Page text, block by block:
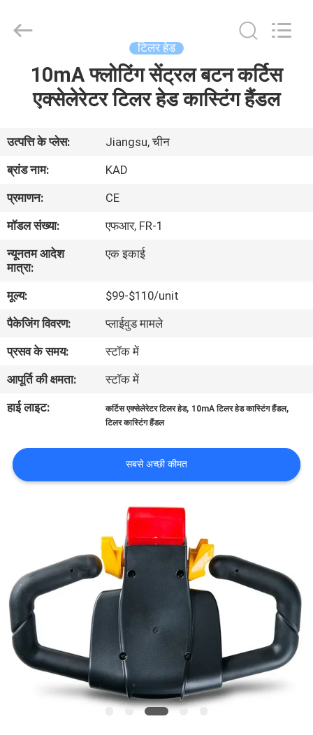
वीडियो
हमारे
बारे
में
कारखाना
भ्रमण
गुणवत्ता
नियंत्रण
संपर्क
करें
उद्धरण
की
विनती
करे
साइटमैप
Machinery
Co.,Ltd.
टिलर हेड
10mA फ्लोटिंग सेंट्रल बटन कर्टिस
एक्सेलेरेटर टिलर हेड कास्टिंग हैंडल
उत्पत्ति के प्लेस:
Jiangsu, चीन
ब्रांड नाम:
KAD
प्रमाणन:
CE
मॉडल संख्या:
एफआर, FR-1
न्यूनतम आदेश
मात्रा:
एक इकाई
मूल्य:
$99-$110/unit
पैकेजिंग विवरण:
प्लाईवुड मामले
प्रसव के समय:
स्टॉक में
आपूर्ति की क्षमता:
स्टॉक में
हाई लाइट:
कर्टिस एक्सेलेरेटर टिलर हेड, 10mA टिलर हेड कास्टिंग हैंडल,
टिलर कास्टिंग हैंडल
सबसे अच्छी कीमत